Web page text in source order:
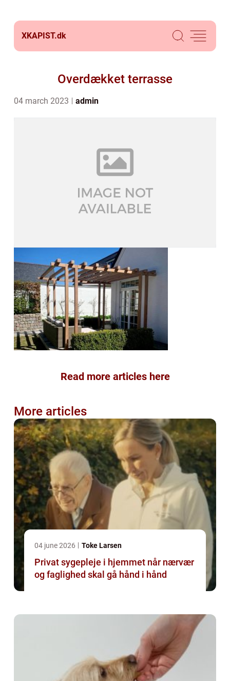
XKAPIST.dk
Overdækket terrasse
04 march 2023 admin
Read more articles here
More articles
04 june 2026 Toke Larsen
Privat sygepleje i hjemmet når nærvær
og faglighed skal gå hånd i hånd